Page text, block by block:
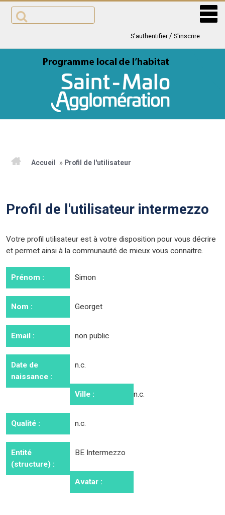
Aller
contenu
S'authentifier/ S'inscrire
PROGRAMME
SUIVI
Accueil » Profil de l'utilisateur
Profil de l'utilisateur intermezzo
Votre profil utilisateur est à votre disposition pour vous décrire
et permet ainsi à la communauté de mieux vous connaitre.
Prénom : Simon
Nom : Georget
Email : non public
Date de
naissance :
n.c.
Ville : n.c.
Qualité : n.c.
Entité
(structure) :
BE Intermezzo
Avatar :